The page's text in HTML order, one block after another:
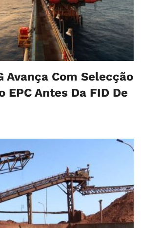
Avança Com Selecção
EPC Antes Da FID De